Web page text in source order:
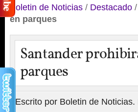
Boletin de Noticias / Destacado /
en parques
Santander
parques
Escrito por Boletin de Noticias.